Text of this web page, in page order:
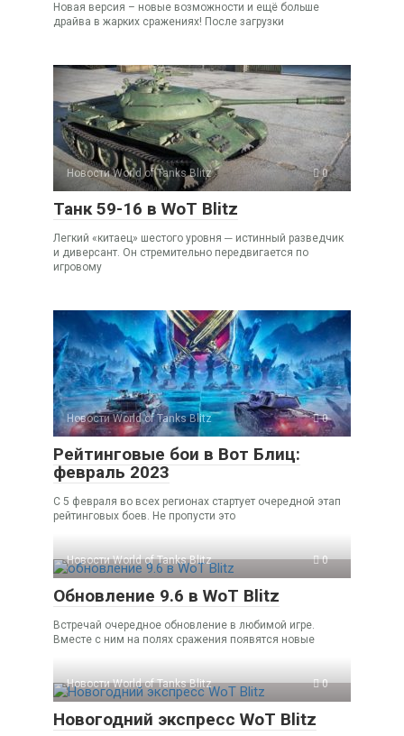
Новая версия – новые возможности и ещё больше
драйва в жарких сражениях! После загрузки
Новости World of Tanks Blitz 0
Танк 59-16 в WoT Blitz
Легкий «китаец» шестого уровня ─ истинный разведчик
и диверсант. Он стремительно передвигается по
игровому
Новости World of Tanks Blitz 0
Рейтинговые бои в Вот Блиц:
февраль 2023
С 5 февраля во всех регионах стартует очередной этап
рейтинговых боев. Не пропусти это
Новости World of Tanks Blitz 0
Обновление 9.6 в WoT Blitz
Встречай очередное обновление в любимой игре.
Вместе с ним на полях сражения появятся новые
Новости World of Tanks Blitz 0
Новогодний экспресс WoT Blitz